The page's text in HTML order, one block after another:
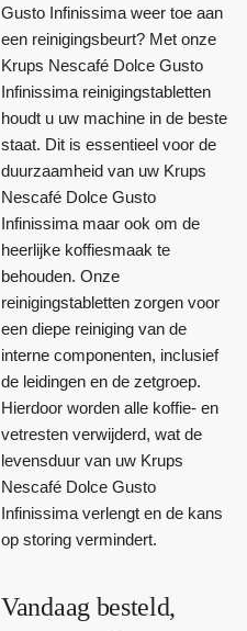
Gusto Infinissima weer toe aan
een reinigingsbeurt? Met onze
Krups Nescafé Dolce Gusto
Infinissima reinigingstabletten
houdt u uw machine in de beste
staat. Dit is essentieel voor de
duurzaamheid van uw Krups
Nescafé Dolce Gusto
Infinissima maar ook om de
heerlijke koffiesmaak te
behouden. Onze
reinigingstabletten zorgen voor
een diepe reiniging van de
interne componenten, inclusief
de leidingen en de zetgroep.
Hierdoor worden alle koffie- en
vetresten verwijderd, wat de
levensduur van uw Krups
Nescafé Dolce Gusto
Infinissima verlengt en de kans
op storing vermindert.
Vandaag besteld,